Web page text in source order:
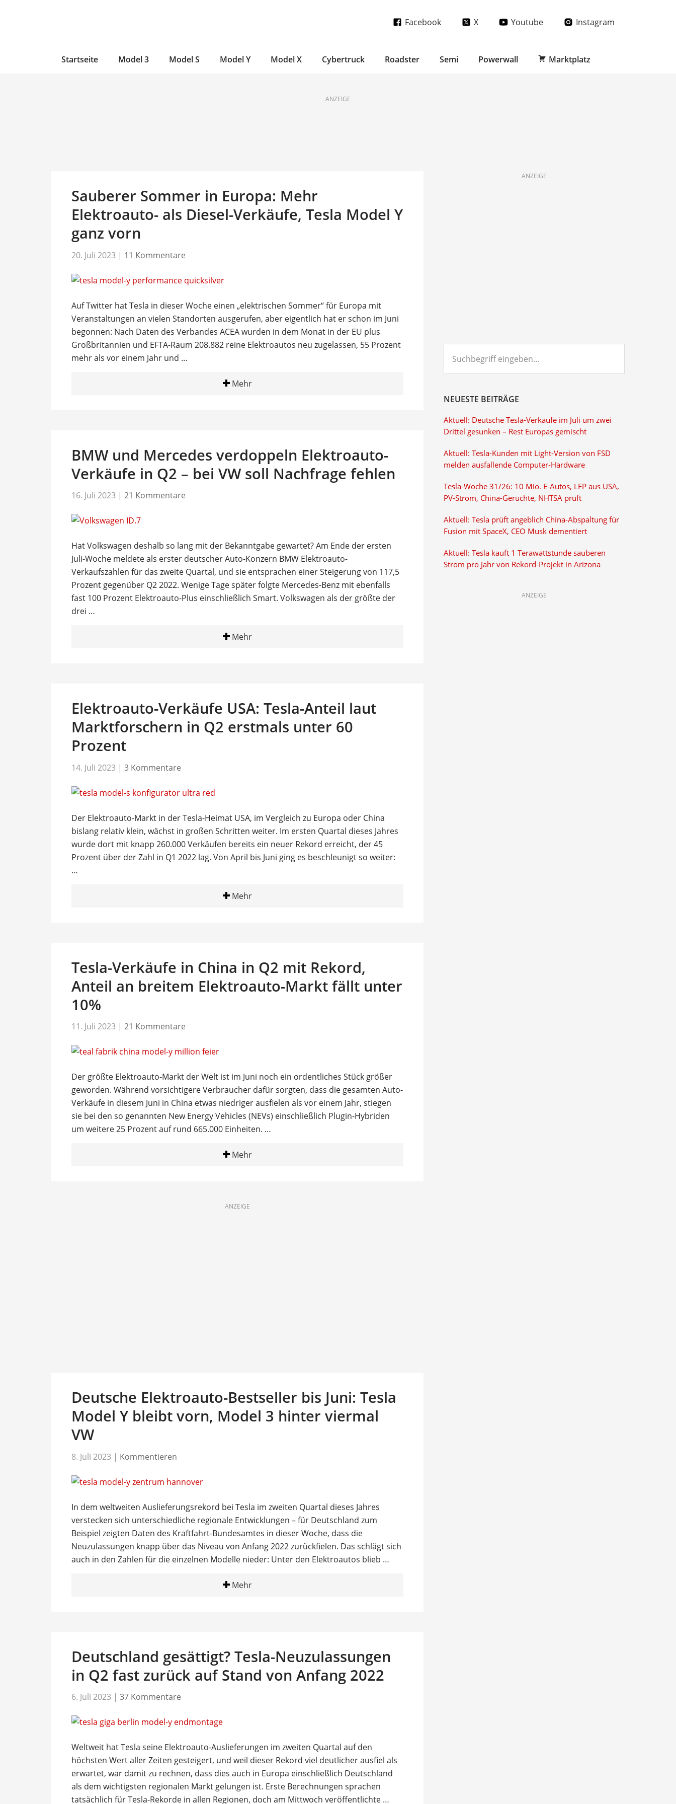
Facebook X Youtube Instagram
Startseite Model 3 Model S Model Y Model X Cybertruck Roadster Semi Powerwall Marktplatz
ANZEIGE
Sauberer Sommer in Europa: Mehr
Elektroauto- als Diesel-Verkäufe, Tesla Model Y
ganz vorn
20. Juli 2023 | 11 Kommentare
Auf Twitter hat Tesla in dieser Woche einen „elektrischen Sommer“ für Europa mit
Veranstaltungen an vielen Standorten ausgerufen, aber eigentlich hat er schon im Juni
begonnen: Nach Daten des Verbandes ACEA wurden in dem Monat in der EU plus
Großbritannien und EFTA-Raum 208.882 reine Elektroautos neu zugelassen, 55 Prozent
mehr als vor einem Jahr und …
Mehr
BMW und Mercedes verdoppeln Elektroauto-
Verkäufe in Q2 – bei VW soll Nachfrage fehlen
16. Juli 2023 | 21 Kommentare
Hat Volkswagen deshalb so lang mit der Bekanntgabe gewartet? Am Ende der ersten
Juli-Woche meldete als erster deutscher Auto-Konzern BMW Elektroauto-
Verkaufszahlen für das zweite Quartal, und sie entsprachen einer Steigerung von 117,5
Prozent gegenüber Q2 2022. Wenige Tage später folgte Mercedes-Benz mit ebenfalls
fast 100 Prozent Elektroauto-Plus einschließlich Smart. Volkswagen als der größte der
drei …
Mehr
Elektroauto-Verkäufe USA: Tesla-Anteil laut
Marktforschern in Q2 erstmals unter 60
Prozent
14. Juli 2023 | 3 Kommentare
Der Elektroauto-Markt in der Tesla-Heimat USA, im Vergleich zu Europa oder China
bislang relativ klein, wächst in großen Schritten weiter. Im ersten Quartal dieses Jahres
wurde dort mit knapp 260.000 Verkäufen bereits ein neuer Rekord erreicht, der 45
Prozent über der Zahl in Q1 2022 lag. Von April bis Juni ging es beschleunigt so weiter:
…
Mehr
Tesla-Verkäufe in China in Q2 mit Rekord,
Anteil an breitem Elektroauto-Markt fällt unter
10%
11. Juli 2023 | 21 Kommentare
Der größte Elektroauto-Markt der Welt ist im Juni noch ein ordentliches Stück größer
geworden. Während vorsichtigere Verbraucher dafür sorgten, dass die gesamten Auto-
Verkäufe in diesem Juni in China etwas niedriger ausfielen als vor einem Jahr, stiegen
sie bei den so genannten New Energy Vehicles (NEVs) einschließlich Plugin-Hybriden
um weitere 25 Prozent auf rund 665.000 Einheiten. …
Mehr
ANZEIGE
Deutsche Elektroauto-Bestseller bis Juni: Tesla
Model Y bleibt vorn, Model 3 hinter viermal
VW
8. Juli 2023 | Kommentieren
In dem weltweiten Auslieferungsrekord bei Tesla im zweiten Quartal dieses Jahres
verstecken sich unterschiedliche regionale Entwicklungen – für Deutschland zum
Beispiel zeigten Daten des Kraftfahrt-Bundesamtes in dieser Woche, dass die
Neuzulassungen knapp über das Niveau von Anfang 2022 zurückfielen. Das schlägt sich
auch in den Zahlen für die einzelnen Modelle nieder: Unter den Elektroautos blieb …
Mehr
Deutschland gesättigt? Tesla-Neuzulassungen
in Q2 fast zurück auf Stand von Anfang 2022
6. Juli 2023 | 37 Kommentare
Weltweit hat Tesla seine Elektroauto-Auslieferungen im zweiten Quartal auf den
höchsten Wert aller Zeiten gesteigert, und weil dieser Rekord viel deutlicher ausfiel als
erwartet, war damit zu rechnen, dass dies auch in Europa einschließlich Deutschland
als dem wichtigsten regionalen Markt gelungen ist. Erste Berechnungen sprachen
tatsächlich für Tesla-Rekorde in allen Regionen, doch am Mittwoch veröffentlichte …
ANZEIGE
eingeben...
NEUESTE BEITRÄGE
Aktuell: Deutsche Tesla-Verkäufe im Juli um zwei
Drittel gesunken – Rest Europas gemischt
Aktuell: Tesla-Kunden mit Light-Version von FSD
melden ausfallende Computer-Hardware
Tesla-Woche 31/26: 10 Mio. E-Autos, LFP aus USA,
PV-Strom, China-Gerüchte, NHTSA prüft
Aktuell: Tesla prüft angeblich China-Abspaltung für
Fusion mit SpaceX, CEO Musk dementiert
Aktuell: Tesla kauft 1 Terawattstunde sauberen
Strom pro Jahr von Rekord-Projekt in Arizona
ANZEIGE